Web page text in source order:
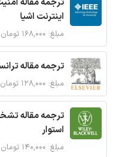
اینترنت اشیا
مبلغ: ۱۶۸,۰۰۰ تومان
ترجمه مقاله
مبلغ: ۱۲۸,۰۰۰ تومان
ترجمه مقاله
استوار
مبلغ: ۱۴۰,۰۰۰ تومان